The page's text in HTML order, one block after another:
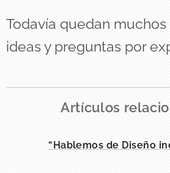
Todavía quedan
ideas y preguntas por
Artículos
“Hablemos de Diseño